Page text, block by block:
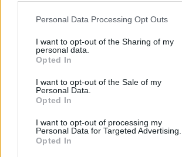
Please note that this website/app uses one
not limited to your visit or usage behaviour.
grant or deny consent to Google and its
use your data for below specified purposes
consent section.
Personal Data Processing Opt Outs
I want to opt-out of the Sharing of my
personal data.
Opted In
I want to opt-out of the Sale of my
Personal Data.
Opted In
I want to opt-out of processing my
Personal Data for Targeted Advertising.
Opted In
Csirkemell aszalt
töltve.
Takács Gyuláné Erzsike
Csirkemell aszalt gyümölcsökkel
finom, könnyű, hétvégi ebéd.
vitamin és íz bennmarad. Bármilyen
gyümölccsel készíthető, és mivel a